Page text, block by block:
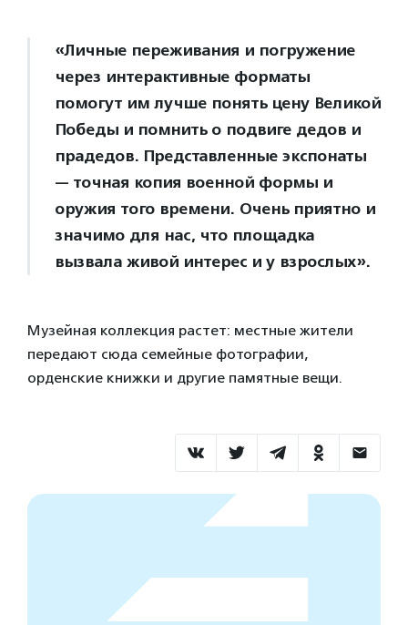
«Личные переживания и погружение
через интерактивные форматы
помогут им лучше понять цену Великой
Победы и помнить о подвиге дедов и
прадедов. Представленные экспонаты
— точная копия военной формы и
оружия того времени. Очень приятно и
значимо для нас, что площадка
вызвала живой интерес и у взрослых».
Музейная коллекция растет: местные жители
передают сюда семейные фотографии,
орденские книжки и другие памятные вещи.